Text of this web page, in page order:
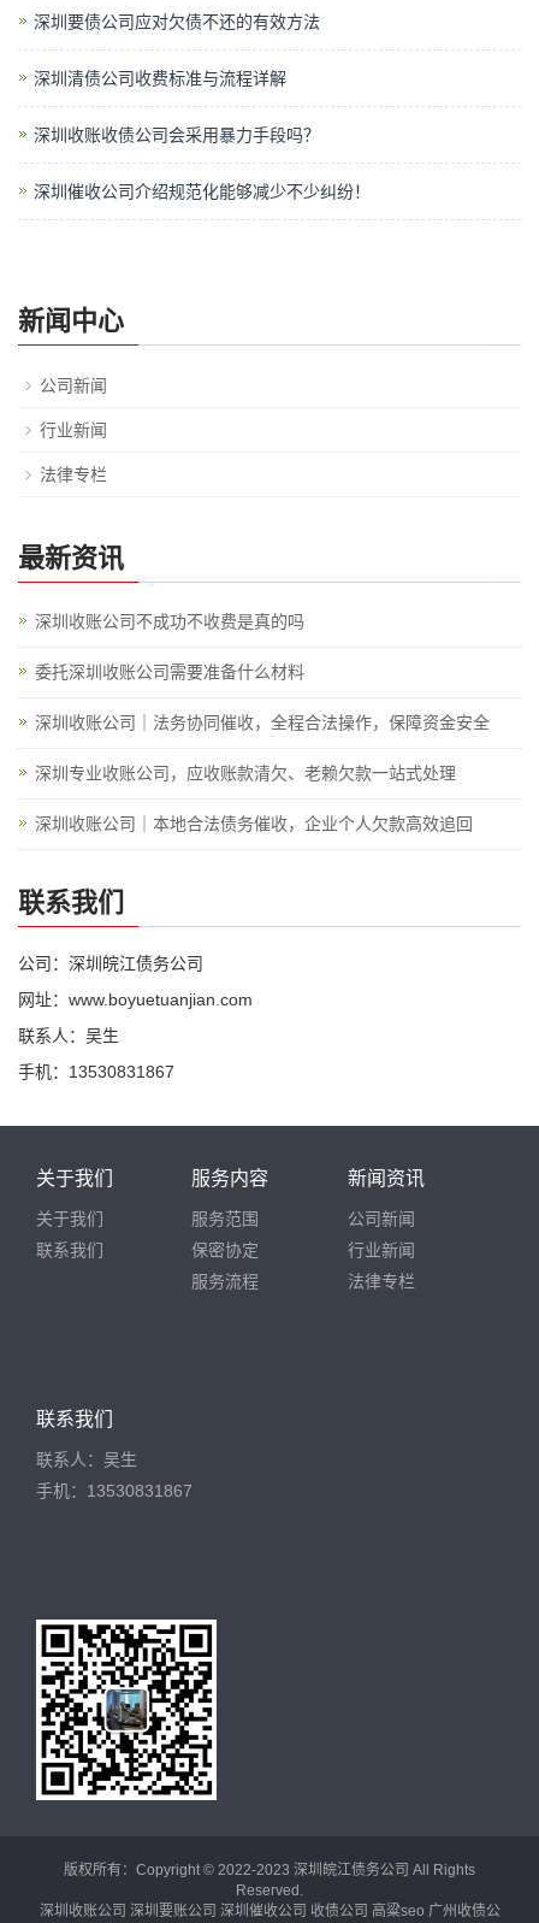
深圳要债公司应对欠债不还的有效方法
深圳清债公司收费标准与流程详解
深圳收账收债公司会采用暴力手段吗？
深圳催收公司介绍规范化能够减少不少纠纷！
新闻中心
公司新闻
行业新闻
法律专栏
最新资讯
深圳收账公司不成功不收费是真的吗
委托深圳收账公司需要准备什么材料
深圳收账公司｜法务协同催收，全程合法操作，保障资金安全
深圳专业收账公司，应收账款清欠、老赖欠款一站式处理
深圳收账公司｜本地合法债务催收，企业个人欠款高效追回
联系我们
公司：深圳皖江债务公司
网址：www.boyuetuanjian.com
联系人：吴生
手机：13530831867
关于我们
关于我们
联系我们
服务内容
服务范围
保密协定
服务流程
新闻资讯
公司新闻
行业新闻
法律专栏
联系我们
联系人：吴生
手机：13530831867
版权所有：Copyright © 2022-2023 深圳皖江债务公司 All Rights
Reserved.
深圳收账公司 深圳要账公司 深圳催收公司 收债公司 高粱seo 广州收债公